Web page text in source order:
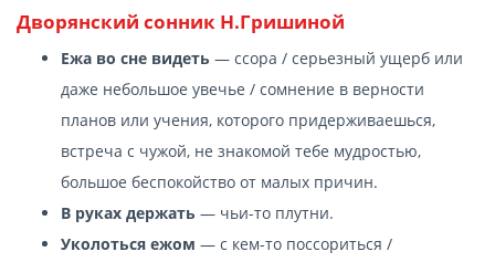
Дворянский сонник Н.Гришиной
Ежа во сне видеть — ссора / серьезный ущерб или
даже небольшое увечье / сомнение в верности
планов или учения, которого придерживаешься,
встреча с чужой, не знакомой тебе мудростью,
большое беспокойство от малых причин.
В руках держать — чьи-то плутни.
Уколоться ежом — с кем-то поссориться /